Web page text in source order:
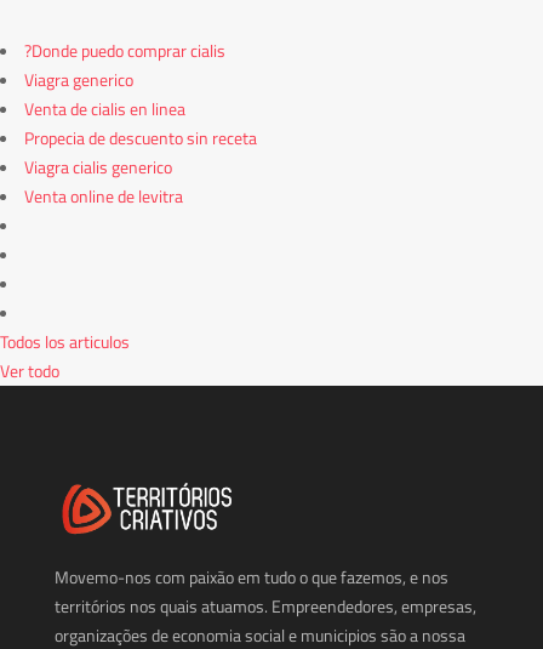
?Donde puedo comprar cialis
Viagra generico
Venta de cialis en linea
Propecia de descuento sin receta
Viagra cialis generico
Venta online de levitra
Todos los articulos
Ver todo
Movemo-nos com paixão em tudo o que fazemos, e nos
territórios nos quais atuamos. Empreendedores, empresas,
organizações de economia social e municipios são a nossa